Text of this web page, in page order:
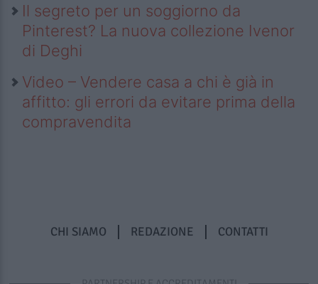
Il segreto per un soggiorno da
Pinterest? La nuova collezione Ivenor
di Deghi
Video – Vendere casa a chi è già in
affitto: gli errori da evitare prima della
compravendita
CHI SIAMO REDAZIONE CONTATTI